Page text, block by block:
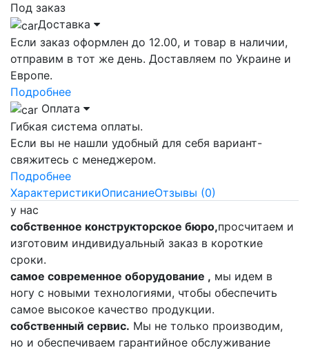
Под заказ
Доставка
Если заказ оформлен до 12.00, и товар в наличии,
отправим в тот же день. Доставляем по Украине и
Европе.
Подробнее
Оплата
Гибкая система оплаты.
Если вы не нашли удобный для себя вариант-
свяжитесь с менеджером.
Подробнее
ХарактеристикиОписаниеОтзывы (0)
у нас
собственное конструкторское бюро,просчитаем и
изготовим индивидуальный заказ в короткие
сроки.
самое современное оборудование , мы идем в
ногу с новыми технологиями, чтобы обеспечить
самое высокое качество продукции.
собственный сервис. Мы не только производим,
но и обеспечиваем гарантийное обслуживание